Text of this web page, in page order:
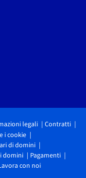
legali
Contratti
i cookie
di domini
domini
Pagamenti
con noi